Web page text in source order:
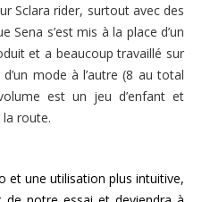
Sclara rider, surtout avec des
Sena s’est mis à la place d’un
et a beaucoup travaillé sur
mode à l’autre (8 au total
est un jeu d’enfant et
route.
et une utilisation plus intuitive,